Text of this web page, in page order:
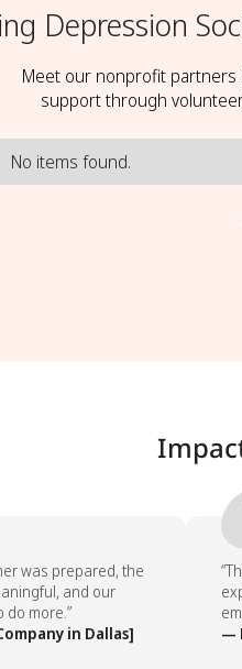
Depression
Meet our nonprofit partners
support through
No items found.
was prepared, the
and our
more.”
in Dallas]
—